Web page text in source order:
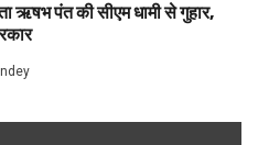
पंत की सीएम धामी से गुहार,